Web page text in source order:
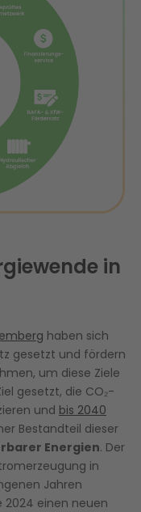
in
haben sich
gesetzt und fördern
um diese Ziele
gesetzt, die CO₂-
und bis 2040
Bestandteil dieser
Energien. Der
in
Jahren
einen neuen